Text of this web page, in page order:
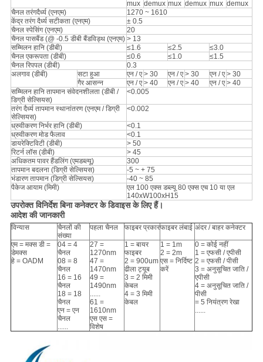
mux demux mux demux mux demux
चैनल तरंगदैर्ध्य (एनएम)
1270 ~ 1610
केंद्र तरंग दैर्ध्य सटीकता (एनएम)
± 0.5
चैनल स्पेसिंग (एनएम)
20
चैनल पासबैंड (@ -0.5 डीबी बैंडविड्थ (एनएम) > 13
सम्मिलन हानि (डीबी)
≤1.6 ≤2.5
≤3.0
चैनल एकरूपता (डीबी)
≤0.6 ≤1.0
≤1.5
चैनल रिपपल (डीबी)
0.3
अलगाव (डीबी)
सटा हुआ एन / ए > 30 एन / ए > 30 एन / ए > 30
गैर आसन्न
एन / ए > 40 एन / ए > 40 एन / ए > 40
सम्मिलन हानि तापमान संवेदनशीलता (डीबी /
डिग्री सेल्सियस)
<0.005
तरंग दैर्ध्य तापमान स्थानांतरण (एनएम / डिग्री
सेल्सियस)
<0.002
ध्रुवीकरण निर्भर हानि (डीबी)
<0.1
ध्रुवीकरण मोड फैलाव
<0.1
डायरेक्टिविटी (डीबी)
> 50
रिटर्न लॉस (डीबी)
> 45
अधिकतम पावर हैंडलिंग (एमडब्ल्यू)
300
तापमान बदलना (डिग्री सेल्सियस)
-5 ~ + 75
भंडारण तापमान (डिग्री सेल्सियस)
-40 ~ 85
पैकेज आयाम (मिमी)
एल 100 एक्स डब्ल्यू 80 एक्स एच 10 या एल
140xW100xH15
उपरोक्त विनिर्देश बिना कनेक्टर के डिवाइस के लिए हैं।
आदेश की जानकारी
विन्यास
चैनलों की
संख्या
पहला चैनल फाइबर प्रकारफाइबर लंबाई अंदर / बाहर कनेक्टर
एम = मक्स डी =
डेमक्स
हे = OADM
04 = 4
चैनल
08 = 8
चैनल
16 = 16
चैनल
18 = 18
चैनल
एन = एन
चैनल
......
27 =
1270nm
47 =
1470nm
49 =
1490nm
......
61 =
1610nm
एस एस =
विशेष
1 = बायर
फाइबर
2 = 900um
ढीला ट्यूब
3 = 2 मिमी
केबल
4 = 3 मिमी
केबल
1 = 1m
2 = 2m
एस = निर्दिष्ट
करें
0 = कोई नहीं
1 = एफसी / एपीसी
2 = एफसी / पीसी
3 = अनुसूचित जाति /
एपीसी
4 = अनुसूचित जाति /
पीसी
= 5 नियंत्रण रेखा
......